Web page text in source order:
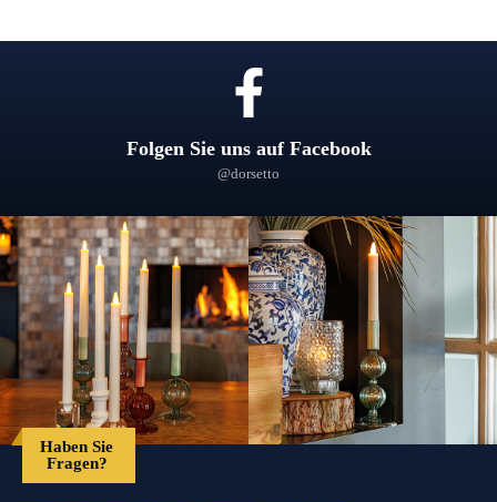
Folgen Sie uns auf Facebook
@dorsetto
Haben Sie
Fragen?